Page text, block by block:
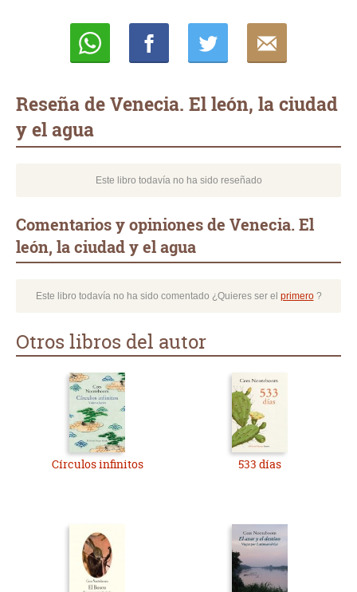
Reseña de Venecia. El león, la ciudad
y el agua
Este libro todavía no ha sido reseñado
Comentarios y opiniones de Venecia. El
león, la ciudad y el agua
Este libro todavía no ha sido comentado ¿Quieres ser el primero?
Otros libros del autor
Círculos infinitos 533 días